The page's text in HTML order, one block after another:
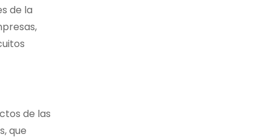
de la
de las
que